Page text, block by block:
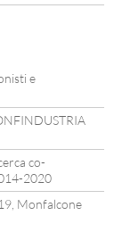
e
co-
2020
Monfalcone